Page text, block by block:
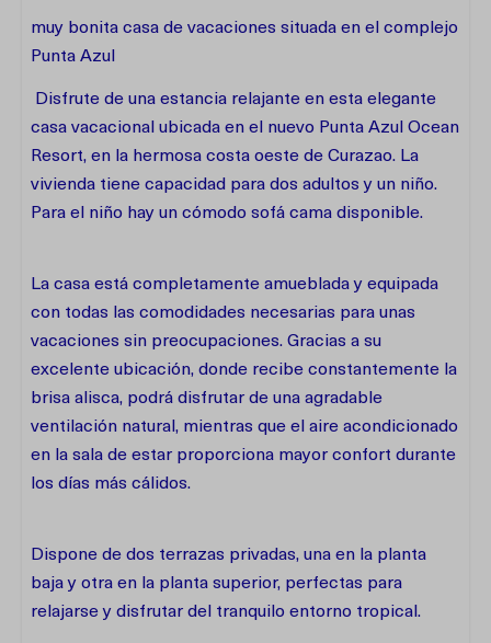
muy bonita casa de vacaciones situada en el complejo
Punta Azul
Disfrute de una estancia relajante en esta elegante
casa vacacional ubicada en el nuevo Punta Azul Ocean
Resort, en la hermosa costa oeste de Curazao. La
vivienda tiene capacidad para dos adultos y un niño.
Para el niño hay un cómodo sofá cama disponible.
La casa está completamente amueblada y equipada
con todas las comodidades necesarias para unas
vacaciones sin preocupaciones. Gracias a su
excelente ubicación, donde recibe constantemente la
brisa alisca, podrá disfrutar de una agradable
ventilación natural, mientras que el aire acondicionado
en la sala de estar proporciona mayor confort durante
los días más cálidos.
Dispone de dos terrazas privadas, una en la planta
baja y otra en la planta superior, perfectas para
relajarse y disfrutar del tranquilo entorno tropical.